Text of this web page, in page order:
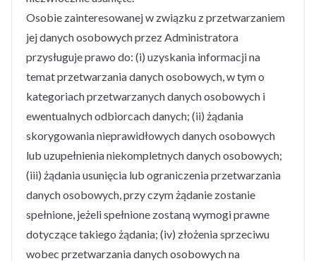
Osobie zainteresowanej w związku z przetwarzaniem
jej danych osobowych przez Administratora
przysługuje prawo do: (i) uzyskania informacji na
temat przetwarzania danych osobowych, w tym o
kategoriach przetwarzanych danych osobowych i
ewentualnych odbiorcach danych; (ii) żądania
skorygowania nieprawidłowych danych osobowych
lub uzupełnienia niekompletnych danych osobowych;
(iii) żądania usunięcia lub ograniczenia przetwarzania
danych osobowych, przy czym żądanie zostanie
spełnione, jeżeli spełnione zostaną wymogi prawne
dotyczące takiego żądania; (iv) złożenia sprzeciwu
wobec przetwarzania danych osobowych na